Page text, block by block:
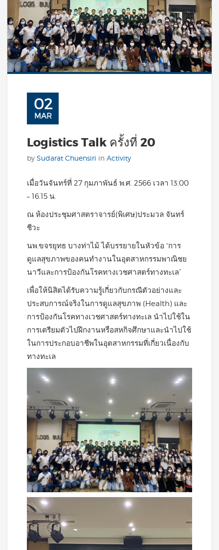
02
MAR
Logistics Talk ครั้งที่ 20
by Sudarat Chuensiri in Activity
เมื่อวันจันทร์ที่ 27 กุมภาพันธ์ พ.ศ. 2566 เวลา 13.00
– 16.15 น.
ณ ห้องประชุมศาสตราจารย์(พิเศษ)ประมวล จันทร์
ชีวะ
นพ.ขจรยุทธ บางท่าไม้ ได้บรรยายในหัวข้อ “การ
ดูแลสุขภาพของคนทำงานในอุตสาหกรรมพาณิชย
นาวีและการป้องกันโรคทางเวชศาสตร์ทางทะเล”
เพื่อให้นิสิตได้รับความรู้เกี่ยวกับกรณีตัวอย่างและ
ประสบการณ์จริงในการดูแลสุขภาพ (Health) และ
การป้องกันโรคทางเวชศาสตร์ทางทะเล นำไปใช้ใน
การเตรียมตัวไปฝึกงานหรือสหกิจศึกษาและนำไปใช้
ในการประกอบอาชีพในอุตสาหกรรมที่เกี่ยวเนื่องกับ
ทางทะเล